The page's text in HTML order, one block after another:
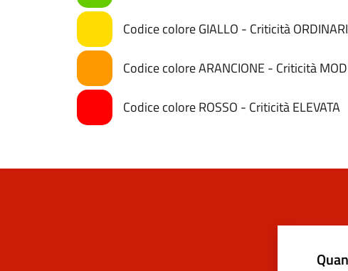
Codice colore GIALLO - Criticità
Codice colore ARANCIONE - Criticità
Codice colore ROSSO - Criticità ELEVATA